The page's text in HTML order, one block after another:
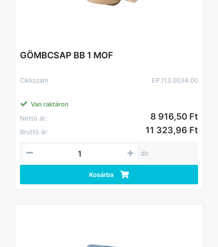
GÖMBCSAP BB 1 MOF
Cikkszám EP.113.0034.00
Van raktáron
Nettó ár:
8 916,50 Ft
Bruttó ár: 11 323,96 Ft
db
Kosárba